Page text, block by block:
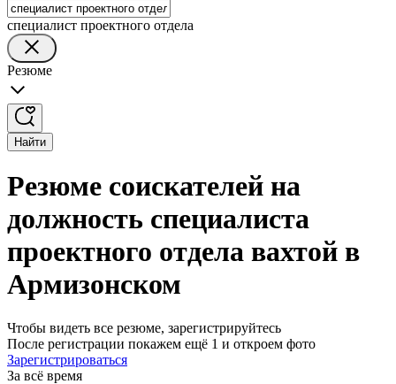
специалист проектного отдела
Резюме
Найти
Резюме соискателей на
должность специалиста
проектного отдела вахтой в
Армизонском
Чтобы видеть все резюме, зарегистрируйтесь
После регистрации покажем ещё 1 и откроем фото
Зарегистрироваться
За всё время